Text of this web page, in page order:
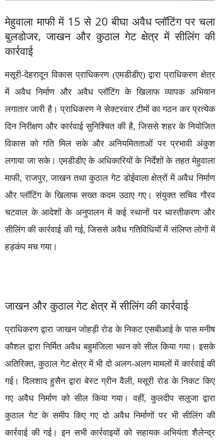
मेहुवाला माफी में 15 से 20 बीघा अवैध प्लॉटिंग पर चला
बुलडोजर, जाखन और कुठाल गेट क्षेत्र में सीलिंग की
कार्रवाई
मसूरी-देहरादून विकास प्राधिकरण (एमडीडीए) द्वारा प्राधिकरण क्षेत्र
में अवैध निर्माण और अवैध प्लॉटिंग के खिलाफ व्यापक अभियान
लगातार जारी है। प्राधिकरण ने सेक्टरवार टीमों का गठन कर प्रत्येक
दिन निरीक्षण और कार्रवाई सुनिश्चित की है, जिससे शहर के नियोजित
विकास को गति मिल सके और अनियमितताओं पर प्रभावी अंकुश
लगाया जा सके। एमडीडीए के अधिकारियों के निर्देशों के तहत मेहुवाला
माफी, राजपुर, जाखन तथा कुठाल गेट डोईवाला क्षेत्रों में अवैध निर्माण
और प्लॉटिंग के खिलाफ सख्त कदम उठाए गए। संयुक्त सचिव गौरव
चटवाल के आदेशों के अनुपालन में कई स्थानों पर ध्वस्तीकरण और
सीलिंग की कार्रवाई की गई, जिससे अवैध गतिविधियों में संलिप्त लोगों में
हड़कंप मच गया।
जाखन और कुठाल गेट क्षेत्र में सीलिंग की कार्रवाई
प्राधिकरण द्वारा जाखन जोहड़ी रोड के निकट एसबीआई के पास मनीष
कौशल द्वारा निर्मित अवैध बहुमंजिला भवन को सील किया गया। इसके
अतिरिक्त, कुठाल गेट क्षेत्र में भी दो अलग-अलग मामलों में कार्रवाई की
गई। दिलशाद हुसैन द्वारा बेस्ट ग्रीन वैली, मसूरी रोड के निकट किए
गए अवैध निर्माण को सील किया गया। वहीं, कुलदीप सलूजा द्वारा
कुठाल गेट के समीप किए गए दो अवैध निर्माणों पर भी सीलिंग की
कार्रवाई की गई। इन सभी कार्रवाइयों को सहायक अभियंता शैलेन्द्र